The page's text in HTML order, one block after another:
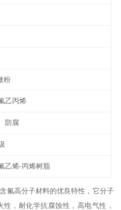
粉
乙丙烯
防腐
乙烯-丙烯树脂
氟高分子材料的优良特性，它分子
，耐化学抗腐蚀性，高电气性，